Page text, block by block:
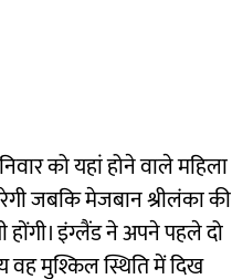
को यहां होने वाले महिला
जबकि मेजबान श्रीलंका की
होंगी। इंग्लैंड ने अपने पहले दो
वह मुश्किल स्थिति में दिख